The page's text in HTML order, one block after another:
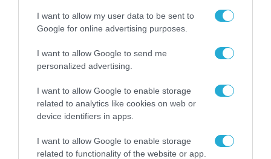
I want to allow my user data to be sent to
Google for online advertising purposes.
I want to allow Google to send me
personalized advertising.
I want to allow Google to enable storage
related to analytics like cookies on web or
device identifiers in apps.
I want to allow Google to enable storage
related to functionality of the website or app.
ΤΗΛΕΠΙΚΟΙΝΩΝΙΕΣ
Το γρήγορο ίντερνετ γίνεται
κτήμα όλων των Ελλήνων με το
νέο δίκτυο ultra-fast broadband